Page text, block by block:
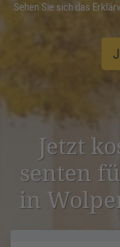
Sehen Sie sich das
Jetzt
senten
in